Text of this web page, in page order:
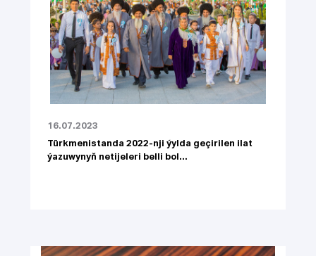
16.07.2023
Türkmenistanda 2022-nji ýylda geçirilen ilat
ýazuwynyň netijeleri belli bol...